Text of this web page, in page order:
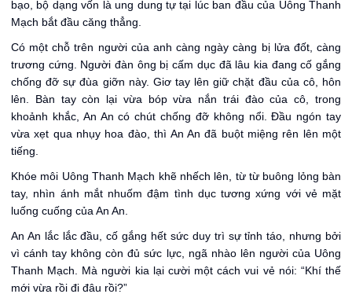
bạo, bộ dạng vốn là ung dung tự tại lúc ban đầu của Uông Thanh
Mạch bắt đầu căng thẳng.
Có một chỗ trên người của anh càng ngày càng bị lửa đốt, càng
trương cứng. Người đàn ông bị cấm dục đã lâu kia đang cố gắng
chống đỡ sự đùa giỡn này. Giơ tay lên giữ chặt đầu của cô, hôn
lên. Bàn tay còn lại vừa bóp vừa nắn trái đào của cô, trong
khoảnh khắc, An An có chút chống đỡ không nổi. Đầu ngón tay
vừa xẹt qua nhụy hoa đào, thì An An đã buột miệng rên lên một
tiếng.
Khóe môi Uông Thanh Mạch khẽ nhếch lên, từ từ buông lỏng bàn
tay, nhìn ánh mắt nhuốm đậm tình dục tương xứng với vẻ mặt
luống cuống của An An.
An An lắc lắc đầu, cố gắng hết sức duy trì sự tỉnh táo, nhưng bởi
vì cánh tay không còn đủ sức lực, ngã nhào lên người của Uông
Thanh Mạch. Mà người kia lại cười một cách vui vẻ nói: “Khí thế
mới vừa rồi đi đâu rồi?”